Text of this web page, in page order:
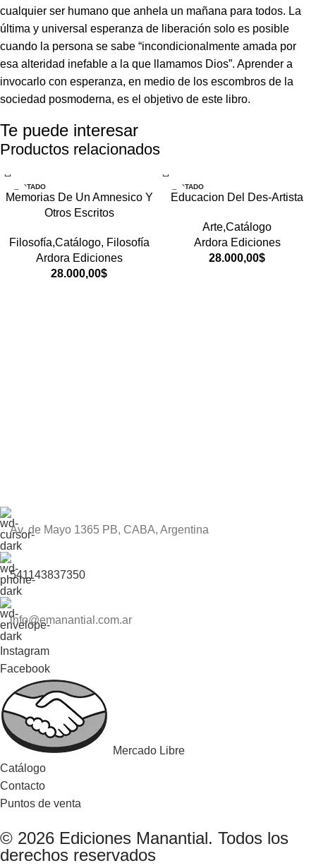
cualquier ser humano que anhela un mañana para todos. La
última y universal esperanza de liberación solo es posible
cuando la persona se sabe “incondicionalmente amada por
esa alteridad inefable a la que llamamos Dios”. Aprender a
invocarlo con esperanza, en medio de los escombros de la
sociedad posmoderna, es el objetivo de este libro.
Te puede interesar
Productos relacionados
AGOTADO
Memorias De Un Amnesico Y
Otros Escritos
Filosofía,Catálogo, Filosofía
Ardora Ediciones
28.000,00$
AGOTADO
Educacion Del Des-Artista
Arte,Catálogo
Ardora Ediciones
28.000,00$
Av. de Mayo 1365 PB, CABA, Argentina
541143837350
info@emanantial.com.ar
Instagram
Facebook
Mercado Libre
Catálogo
Contacto
Puntos de venta
© 2026 Ediciones Manantial. Todos los
derechos reservados